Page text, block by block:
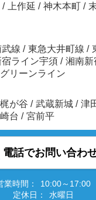
/ 上作延 / 神木本町 /
線 / 東急大井町線 /
ライン宇須 / 湘南新
グリーンライン
梶が谷 / 武蔵新城 / 津
台 / 宮前平
電話でお問い合わ
業時間：
10:00～17:00
定休日：
水曜日